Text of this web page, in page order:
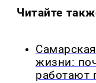
Читайте
жизни:
работают